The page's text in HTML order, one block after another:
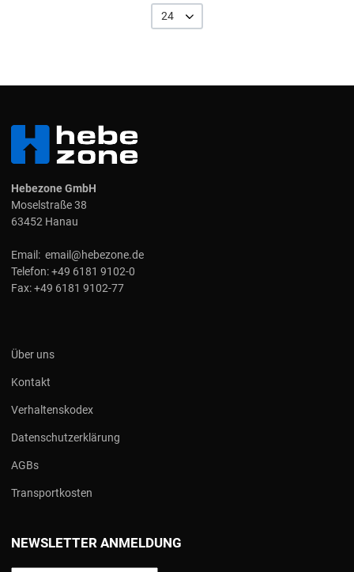
24
Hebezone GmbH
Moselstraße 38
63452 Hanau
Email: email@hebezone.de
Telefon:+49 6181 9102-0
Fax:+49 6181 9102-77
Über uns
Kontakt
Verhaltenskodex
Datenschutzerklärung
AGBs
Transportkosten
NEWSLETTER ANMELDUNG